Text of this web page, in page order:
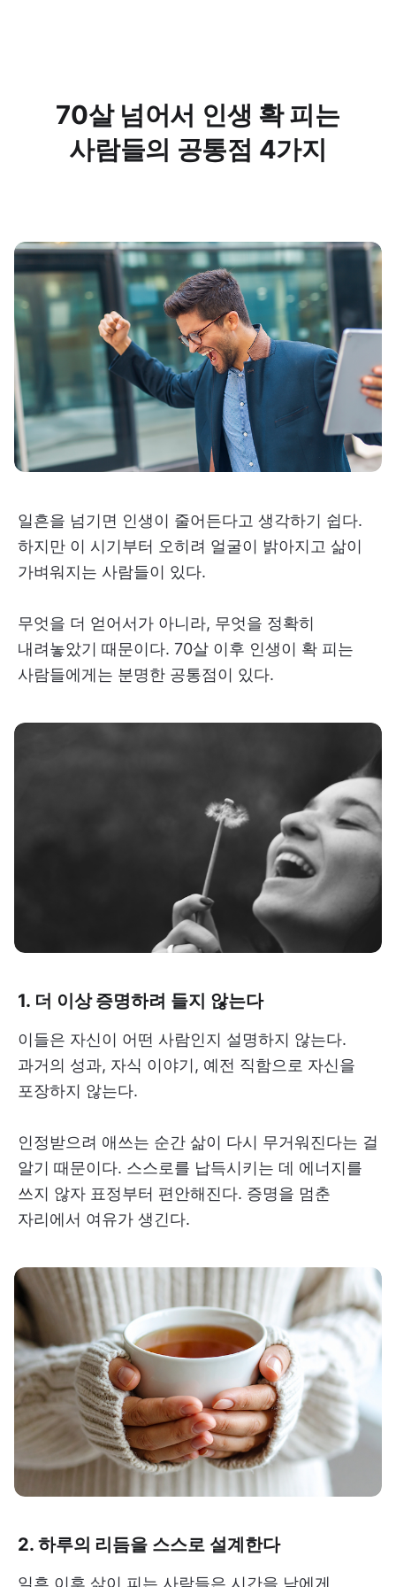
70살 넘어서 인생 확 피는
사람들의 공통점 4가지
일흔을 넘기면 인생이 줄어든다고 생각하기 쉽다.
하지만 이 시기부터 오히려 얼굴이 밝아지고 삶이
가벼워지는 사람들이 있다.
무엇을 더 얻어서가 아니라, 무엇을 정확히
내려놓았기 때문이다. 70살 이후 인생이 확 피는
사람들에게는 분명한 공통점이 있다.
1. 더 이상 증명하려 들지 않는다
이들은 자신이 어떤 사람인지 설명하지 않는다.
과거의 성과, 자식 이야기, 예전 직함으로 자신을
포장하지 않는다.
인정받으려 애쓰는 순간 삶이 다시 무거워진다는 걸
알기 때문이다. 스스로를 납득시키는 데 에너지를
쓰지 않자 표정부터 편안해진다. 증명을 멈춘
자리에서 여유가 생긴다.
2. 하루의 리듬을 스스로 설계한다